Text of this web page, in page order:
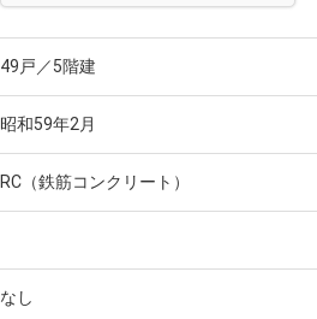
49戸／5階建
昭和59年2月
RC（鉄筋コンクリート）
なし